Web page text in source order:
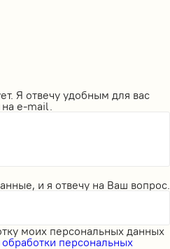
Я отвечу удобным для вас
e-mail.
и я отвечу на Ваш вопрос.
моих персональных данных
персональных